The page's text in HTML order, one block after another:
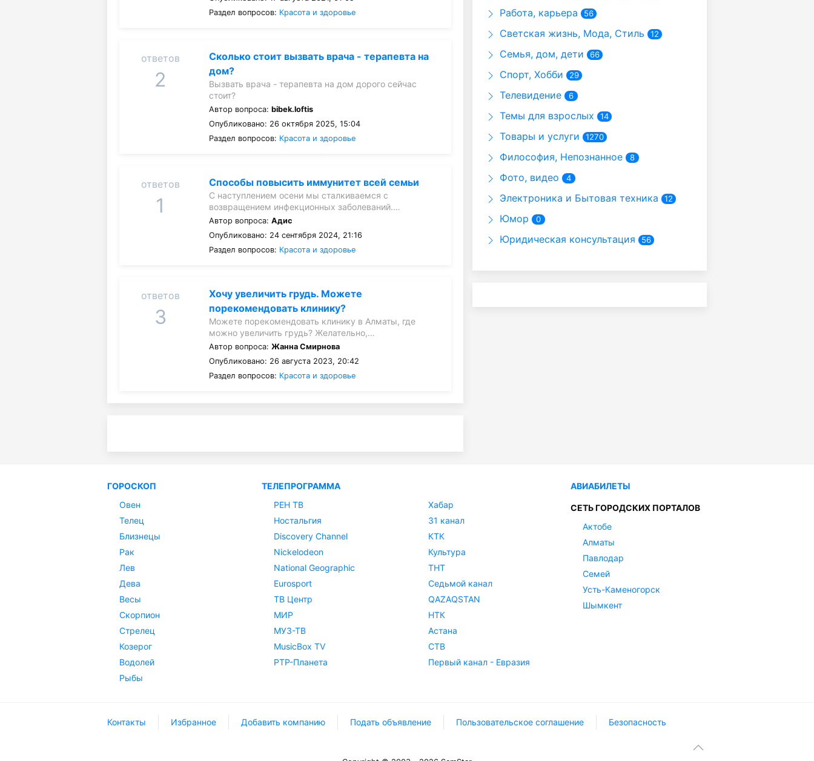
Раздел вопросов: Красота и здоровье
ответов
2
Сколько стоит вызвать врача - терапевта на
дом?
Вызвать врача - терапевта на дом дорого сейчас
стоит?
Автор вопроса:bibek.loftis
Опубликовано: 26 октября 2025, 15:04
Раздел вопросов: Красота и здоровье
ответов
1
Способы повысить иммунитет всей семьи
С наступлением осени мы сталкиваемся с
возвращением инфекционных заболеваний.…
Автор вопроса:Адис
Опубликовано: 24 сентября 2024, 21:16
Раздел вопросов: Красота и здоровье
ответов
3
Хочу увеличить грудь. Можете
порекомендовать клинику?
Можете порекомендовать клинику в Алматы, где
можно увеличить грудь? Желательно,…
Автор вопроса:Жанна Смирнова
Опубликовано: 26 августа 2023, 20:42
Раздел вопросов: Красота и здоровье
Работа, карьера 56
Светская жизнь, Мода, Стиль 12
Семья, дом, дети 66
Спорт, Хобби 29
Телевидение 6
Темы для взрослых 14
Товары и услуги 1270
Философия, Непознанное 8
Фото, видео 4
Электроника и Бытовая техника 12
Юмор 0
Юридическая консультация 56
ГОРОСКОП
Овен
Телец
Близнецы
Рак
Лев
Дева
Весы
Скорпион
Стрелец
Козерог
Водолей
Рыбы
ТЕЛЕПРОГРАММА
РЕН ТВ
Ностальгия
Discovery Channel
Nickelodeon
National Geographic
Eurosport
ТВ Центр
МИР
МУЗ-ТВ
MusicBox TV
РТР-Планета
Хабар
31 канал
КТК
Культура
ТНТ
Седьмой канал
QAZAQSTAN
НТК
Астана
СТВ
Первый канал - Евразия
АВИАБИЛЕТЫ
СЕТЬ ГОРОДСКИХ ПОРТАЛОВ
Актобе
Алматы
Павлодар
Семей
Усть-Каменогорск
Шымкент
Контакты Избранное Добавить компанию Подать объявление Пользовательское соглашение Безопасность